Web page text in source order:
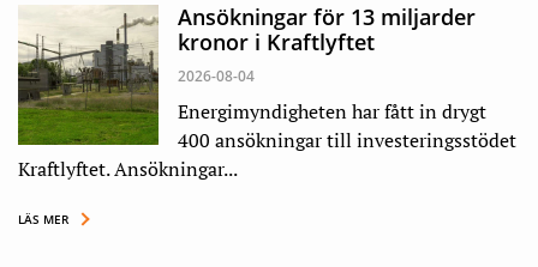
Ansökningar för 13 miljarder
kronor i Kraftlyftet
2026-08-04
Energimyndigheten har fått in drygt
400 ansökningar till investeringsstödet
Kraftlyftet. Ansökningar...
LÄS MER